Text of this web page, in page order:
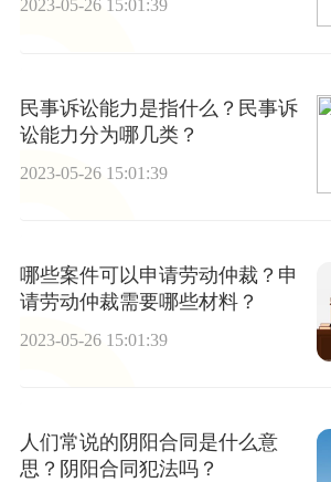
2023-05-26 15:01:39
民事诉讼能力是指什么？民事诉
讼能力分为哪几类？
2023-05-26 15:01:39
哪些案件可以申请劳动仲裁？申
请劳动仲裁需要哪些材料？
2023-05-26 15:01:39
人们常说的阴阳合同是什么意
思？阴阳合同犯法吗？